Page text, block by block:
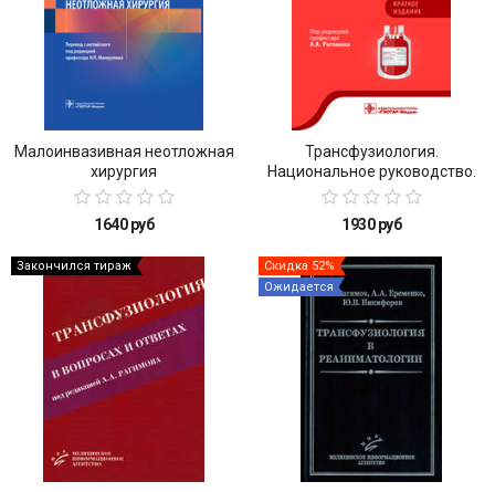
Малоинвазивная неотложная
хирургия
1640 руб
Трансфузиология.
Национальное руководство.
Краткое издание
1930 руб
Закончился тираж
Скидка 52%
Ожидается